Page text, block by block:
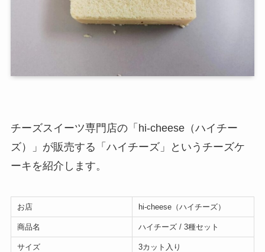
チーズスイーツ専門店の「hi-cheese（ハイチー
ズ）」が販売する「ハイチーズ」というチーズケ
ーキを紹介します。
お店 hi-cheese（ハイチーズ）
商品名 ハイチーズ / 3種セット
サイズ
3カット入り